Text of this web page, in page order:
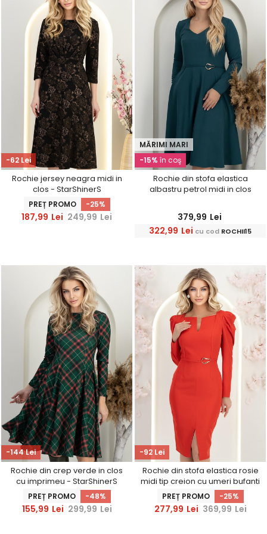
-62 Lei
Rochie jersey neagra midi in
clos - StarShinerS
PREȚ PROMO -25%
187,99 Lei 249,99 Lei
-15% în coş
MĂRIMI MARI
Rochie din stofa elastica
albastru petrol midi in clos
talie - StarShinerS
379,99 Lei
322,99 Lei cu cod ROCHII15
-144 Lei
Rochie din crep verde in clos
cu imprimeu - StarShinerS
PREȚ PROMO -48%
155,99 Lei 299,99 Lei
-92 Lei
Rochie din stofa elastica rosie
midi tip creion cu umeri bufanti
si slit frontal - StarShinerS
PREȚ PROMO -25%
277,99 Lei 369,99 Lei